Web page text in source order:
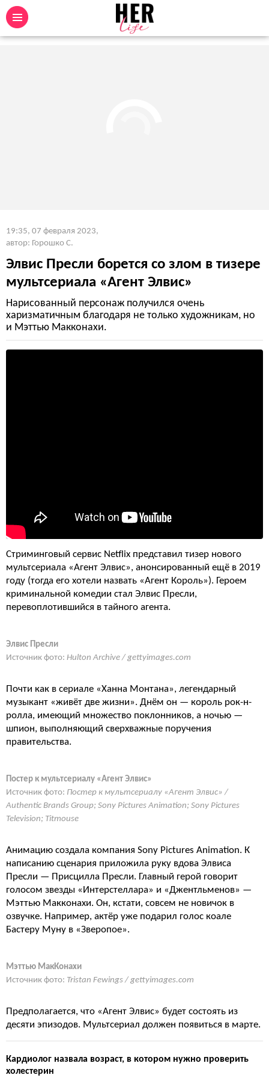
19:35, 07 февраля 2023,
автор: Горошко С.
Элвис Пресли борется со злом в тизере
мультсериала «Агент Элвис»
Нарисованный персонаж получился очень
харизматичным благодаря не только художникам, но
и Мэттью Макконахи.
Стриминговый сервис Netflix представил тизер нового
мультсериала «Агент Элвис», анонсированный ещё в 2019
году (тогда его хотели назвать «Агент Король»). Героем
криминальной комедии стал Элвис Пресли,
перевоплотившийся в тайного агента.
Элвис Пресли
Источник фото: Hulton Archive / gettyimages.com
Почти как в сериале «Ханна Монтана», легендарный
музыкант «живёт две жизни». Днём он — король рок-н-
ролла, имеющий множество поклонников, а ночью —
шпион, выполняющий сверхважные поручения
правительства.
Постер к мультсериалу «Агент Элвис»
Источник фото: Постер к мультсериалу «Агент Элвис» /
Authentic Brands Group; Sony Pictures Animation; Sony Pictures
Television; Titmouse
Анимацию создала компания Sony Pictures Animation. К
написанию сценария приложила руку вдова Элвиса
Пресли — Присцилла Пресли. Главный герой говорит
голосом звезды «Интерстеллара» и «Джентльменов» —
Мэттью Макконахи. Он, кстати, совсем не новичок в
озвучке. Например, актёр уже подарил голос коале
Бастеру Муну в «Зверопое».
Мэттью МакКонахи
Источник фото: Tristan Fewings / gettyimages.com
Предполагается, что «Агент Элвис» будет состоять из
десяти эпизодов. Мультсериал должен появиться в марте.
Кардиолог назвала возраст, в котором нужно проверить
холестерин